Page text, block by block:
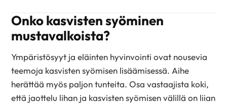
Onko kasvisten syöminen
mustavalkoista?
Ympäristösyyt ja eläinten hyvinvointi ovat nousevia
teemoja kasvisten syömisen lisäämisessä. Aihe
herättää myös paljon tunteita. Osa vastaajista koki,
että jaottelu lihan ja kasvisten syömisen välillä on liian